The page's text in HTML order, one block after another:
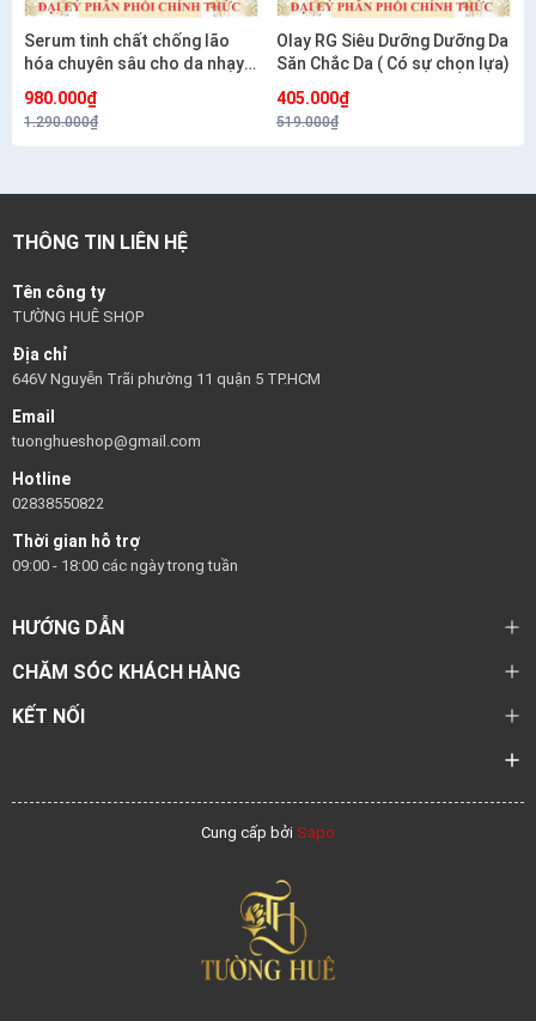
Serum tinh chất chống lão
hóa chuyên sâu cho da nhạy
cảm CETAPHIL HEALTHY
RENEW SERUM 30G
980.000₫
1.290.000₫
Olay RG Siêu Dưỡng Dưỡng Da
Săn Chắc Da ( Có sự chọn lựa)
405.000₫
519.000₫
THÔNG TIN LIÊN HỆ
Tên công ty
TƯỜNG HUÊ SHOP
Địa chỉ
646V Nguyễn Trãi phường 11 quận 5 TP.HCM
Email
tuonghueshop@gmail.com
Hotline
02838550822
Thời gian hỗ trợ
09:00 - 18:00 các ngày trong tuần
HƯỚNG DẪN
CHĂM SÓC KHÁCH HÀNG
KẾT NỐI
Cung cấp bởi Sapo